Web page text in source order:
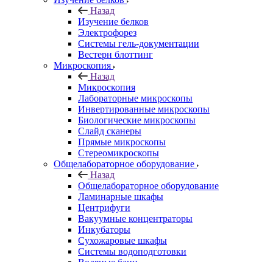
Назад
Изучение белков
Электрофорез
Системы гель-документации
Вестерн блоттинг
Микроскопия
Назад
Микроскопия
Лабораторные микроскопы
Инвертированные микроскопы
Биологические микроскопы
Слайд сканеры
Прямые микроскопы
Стереомикроскопы
Общелабораторное оборудование
Назад
Общелабораторное оборудование
Ламинарные шкафы
Центрифуги
Вакуумные концентраторы
Инкубаторы
Сухожаровые шкафы
Системы водоподготовки